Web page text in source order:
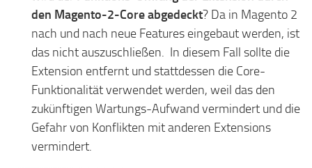
den Magento-2-Core abgedeckt? Da in Magento 2
nach und nach neue Features eingebaut werden, ist
das nicht auszuschließen. In diesem Fall sollte die
Extension entfernt und stattdessen die Core-
Funktionalität verwendet werden, weil das den
zukünftigen Wartungs-Aufwand vermindert und die
Gefahr von Konflikten mit anderen Extensions
vermindert.